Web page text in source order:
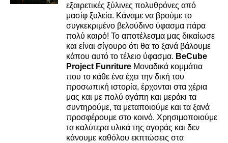
εξαιρετικές ξύλινες πολυθρόνες από
μασίφ ξυλεία. Κάναμε να βρούμε το
συγκεκριμένο βελούδινο ύφασμα πάρα
πολύ καιρό! Το αποτέλεσμα μας δικαίωσε
και είναι σίγουρο ότι θα το ξανά βάλουμε
κάπου αυτό το τέλειο ύφασμα. BeCube
Project Funriture Μοναδικά κομμάτια
που το κάθε ένα έχει την δική του
προσωπική ιστορία, έρχονται στα χέρια
μας και με πολύ αγάπη και μεράκι τα
συντηρούμε, τα μεταποιούμε και τα ξανά
προσφέρουμε στο κοινό. Χρησιμοποιούμε
τα καλύτερα υλικά της αγοράς και δεν
κάνουμε καθόλου εκπτώσεις στα